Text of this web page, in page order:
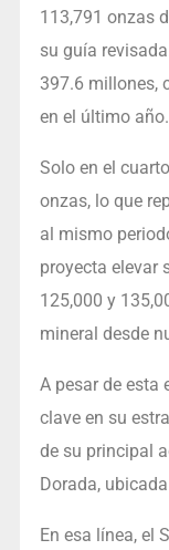
113,791 onzas
su guía
397.6 millones,
en el último año.
Solo en el
onzas, lo que
al mismo
proyecta elevar
125,000 y
mineral desde
A pesar de esta
clave en su
de su principal
Dorada,
En esa línea, el